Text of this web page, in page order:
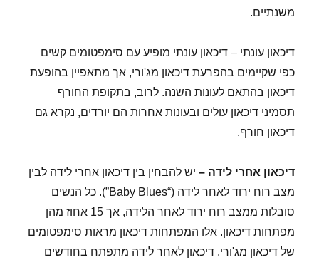
משנתיים.
דיכאון עונתי – דיכאון עונתי מופיע עם סימפטומים קשים
כפי שקיימים בהפרעת דיכאון מג'ורי, אך מתאפיין בהופעת
דיכאון בהתאם לעונות השנה. לרוב, בתקופת החורף
תסמיני דיכאון עולים ובעונות אחרות הם יורדים, נקרא גם
דיכאון חורף.
דיכאון אחרי לידה – יש להבחין בין דיכאון אחרי לידה לבין
מצב רוח ירוד לאחר לידה (“Baby Blues”). כל הנשים
סובלות ממצב רוח ירוד לאחר הלידה, אך 15 אחוז מהן
מפתחות דיכאון. אלו המפתחות דיכאון מראות סימפטומים
של דיכאון מג'ורי. דיכאון לאחר לידה מתפתח בחודשים